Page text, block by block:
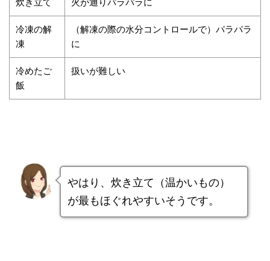
冷凍の解
凍
（解凍の際の水分コントロールで）パラパラ
に
冷めたご
飯
扱いが難しい
やはり、炊き立て（温かいもの）
が最もほぐれやすいそうです。